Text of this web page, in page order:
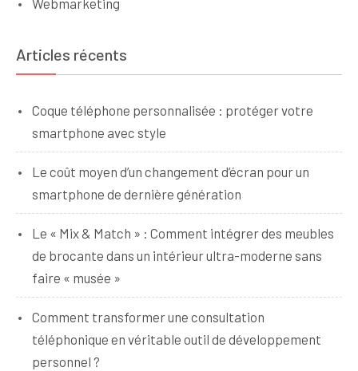
Webmarketing
Articles récents
Coque téléphone personnalisée : protéger votre
smartphone avec style
Le coût moyen d’un changement d’écran pour un
smartphone de dernière génération
Le « Mix & Match » : Comment intégrer des meubles
de brocante dans un intérieur ultra-moderne sans
faire « musée »
Comment transformer une consultation
téléphonique en véritable outil de développement
personnel ?